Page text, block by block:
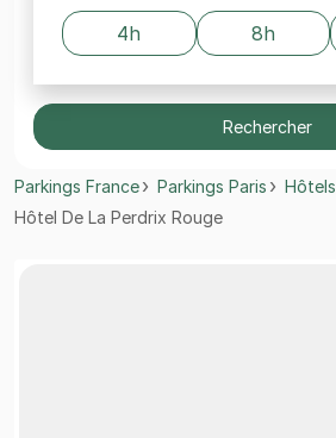
4h 8h
Rechercher
Parkings France Parkings Paris
Hôtels
Hôtel De La Perdrix Rouge